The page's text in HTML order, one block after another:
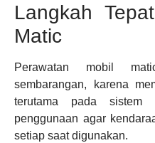
Langkah
Matic
Perawatan mobil
sembarangan, karena
terutama pada
penggunaan agar
setiap saat digunakan.